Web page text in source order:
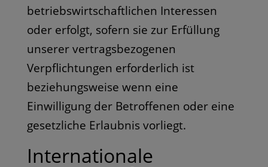
betriebswirtschaftlichen Interessen
oder erfolgt, sofern sie zur Erfüllung
unserer vertragsbezogenen
Verpflichtungen erforderlich ist
beziehungsweise wenn eine
Einwilligung der Betroffenen oder eine
gesetzliche Erlaubnis vorliegt.
Internationale